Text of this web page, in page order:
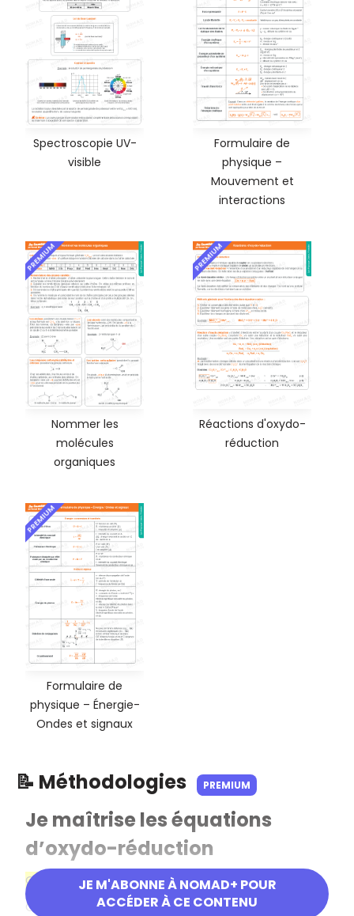
Spectroscopie UV-
visible
Formulaire de
physique –
Mouvement et
interactions
PREMIUM
Nommer les
molécules
organiques
PREMIUM
Réactions d'oxydo-
réduction
PREMIUM
Formulaire de
physique – Énergie-
Ondes et signaux
📝 Méthodologies PREMIUM
JE M'ABONNE À NOMAD+ POUR
ACCÉDER À CE CONTENU
Je maîtrise les équations
d’oxydo-réduction
Objectif
Comprendre ce qu'est une réaction d'oxydo-